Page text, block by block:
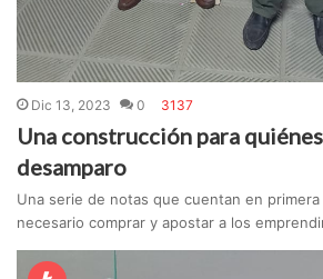
Dic 13, 2023 0 3137
Una construcción para
desamparo
Una serie de notas que cuentan en
necesario comprar y apostar a los